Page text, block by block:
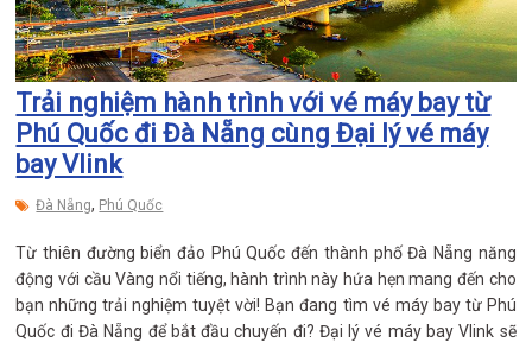
Trải nghiệm hành trình với vé máy bay từ
Phú Quốc đi Đà Nẵng cùng Đại lý vé máy
bay Vlink
Đà Nẵng, Phú Quốc
Từ thiên đường biển đảo Phú Quốc đến thành phố Đà Nẵng năng
động với cầu Vàng nổi tiếng, hành trình này hứa hẹn mang đến cho
bạn những trải nghiệm tuyệt vời! Bạn đang tìm vé máy bay từ Phú
Quốc đi Đà Nẵng để bắt đầu chuyến đi? Đại lý vé máy bay Vlink sẽ